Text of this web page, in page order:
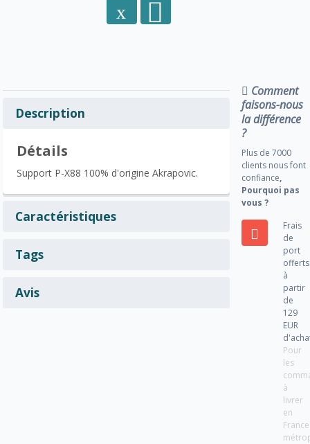
Description
Détails
Support P-X88 100% d'origine Akrapovic.
Caractéristiques
Tags
Avis
Comment
faisons-nous
la différence
?
Plus de 7000
clients nous font
confiance,
Pourquoi pas
vous ?
Frais
de
port
offerts
à
partir
de
129
EUR
Pour
les
à
livrer
en
France